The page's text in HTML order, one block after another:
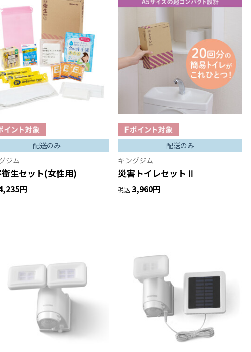
配送のみ
ジム
生セット(女性用)
円
配送のみ
キングジム
災害トイレセットⅡ
税込 3,960円